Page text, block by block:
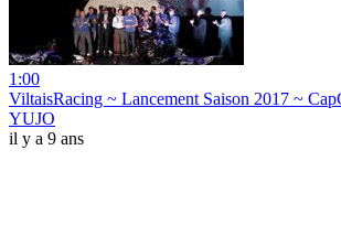
1:00
ViltaisRacing ~ Lancement Saison 2017 ~
YUJO
il y a 9 ans